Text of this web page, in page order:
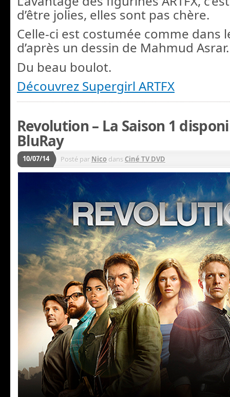
d’être jolies, elles sont pas chère.
Celle-ci est costumée comme dans
d’après un dessin de Mahmud Asrar.
Du beau boulot.
Découvrez Supergirl ARTFX
Revolution – La Saison 1
BluRay
10/07/14 Posté par Nico dans Ciné TV DVD